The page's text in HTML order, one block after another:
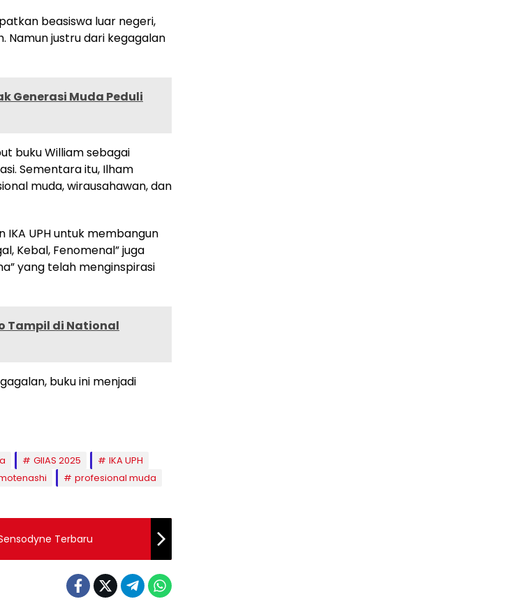
beasiswa luar negeri,
Namun justru dari kegagalan
Generasi Muda Peduli
buku William sebagai
Sementara itu, Ilham
muda, wirausahawan, dan
IKA UPH untuk membangun
Kebal, Fenomenal” juga
yang telah menginspirasi
Tampil di National
buku ini menjadi
GIIAS 2025
IKA UPH
profesional muda
Terbaru